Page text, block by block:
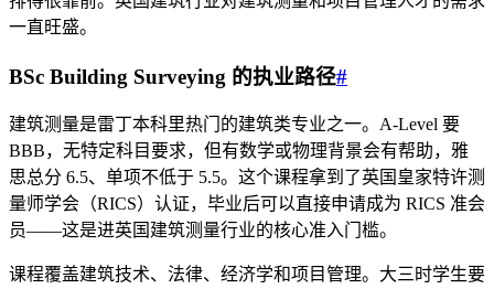
一直旺盛。
BSc Building Surveying 的执业路径#
建筑测量是雷丁本科里热门的建筑类专业之一。A-Level 要
BBB，无特定科目要求，但有数学或物理背景会有帮助，雅
思总分 6.5、单项不低于 5.5。这个课程拿到了英国皇家特许测
量师学会（RICS）认证，毕业后可以直接申请成为 RICS 准会
员——这是进英国建筑测量行业的核心准入门槛。
课程覆盖建筑技术、法律、经济学和项目管理。大三时学生要